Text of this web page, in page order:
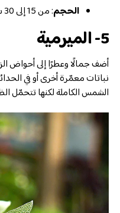
الحجم: من 15 إلى 30 سم ارتفاعًا، ومن 10 إلى 25 سم عرضًا
5- الميرمية
أضف جمالًا وعطرًا إلى أحواض
نباتات معمّرة أخرى أو في
الشمس الكاملة لكنها تتحمّل